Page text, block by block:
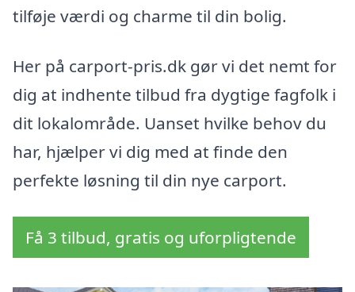
tilføje værdi og charme til din bolig.
Her på carport-pris.dk gør vi det nemt for
dig at indhente tilbud fra dygtige fagfolk i
dit lokalområde. Uanset hvilke behov du
har, hjælper vi dig med at finde den
perfekte løsning til din nye carport.
Få 3 tilbud, gratis og uforpligtende